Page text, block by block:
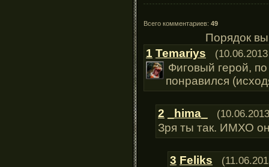
Всего комментариев: 49
Порядок
1 Temariys
Фиговый герой,
понравился
2 _hima_
Зря ты так. ИМХО
3 Feliks